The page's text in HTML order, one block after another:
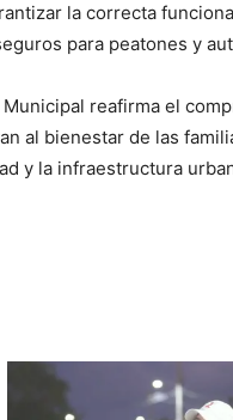
la correcta
para peatones y
reafirma el
al bienestar de las
y la infraestructura